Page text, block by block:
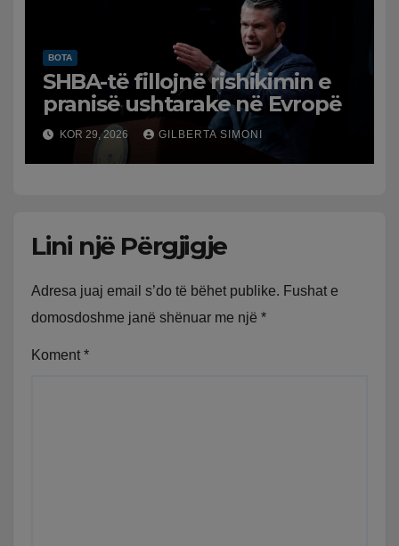
BOTA
SHBA-të fillojnë rishikimin e
pranisë ushtarake në Evropë
KOR 29, 2026 GILBERTA SIMONI
Lini një Përgjigje
Adresa juaj email s’do të bëhet publike. Fushat e
domosdoshme janë shënuar me një *
Koment*